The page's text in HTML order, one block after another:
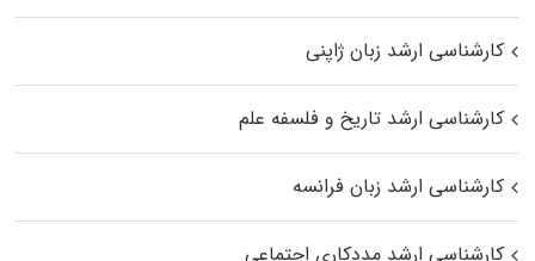
کارشناسی ارشد زبان ژاپنی
کارشناسی ارشد تاریخ و فلسفه علم
کارشناسی ارشد زبان فرانسه
کارشناسی ارشد مددکاری اجتماعی